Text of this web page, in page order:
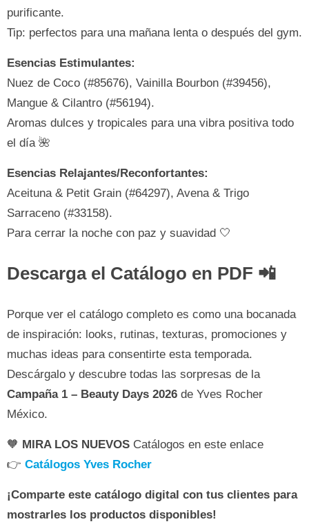
purificante.
Tip: perfectos para una mañana lenta o después del gym.
Esencias Estimulantes:
Nuez de Coco (#85676), Vainilla Bourbon (#39456),
Mangue & Cilantro (#56194).
Aromas dulces y tropicales para una vibra positiva todo
el día 🌺
Esencias Relajantes/Reconfortantes:
Aceituna & Petit Grain (#64297), Avena & Trigo
Sarraceno (#33158).
Para cerrar la noche con paz y suavidad 🤍
Descarga el Catálogo en PDF 📲
Porque ver el catálogo completo es como una bocanada
de inspiración: looks, rutinas, texturas, promociones y
muchas ideas para consentirte esta temporada.
Descárgalo y descubre todas las sorpresas de la
Campaña 1 – Beauty Days 2026 de Yves Rocher
México.
🧡 MIRA LOS NUEVOS Catálogos en este enlace
👉 Catálogos Yves Rocher
¡Comparte este catálogo digital con tus clientes para
mostrarles los productos disponibles!